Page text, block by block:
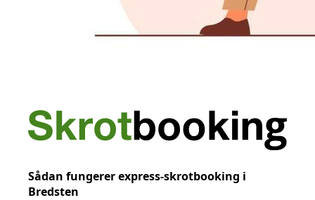
Sådan fungerer express-skrotbooking i
Bredsten